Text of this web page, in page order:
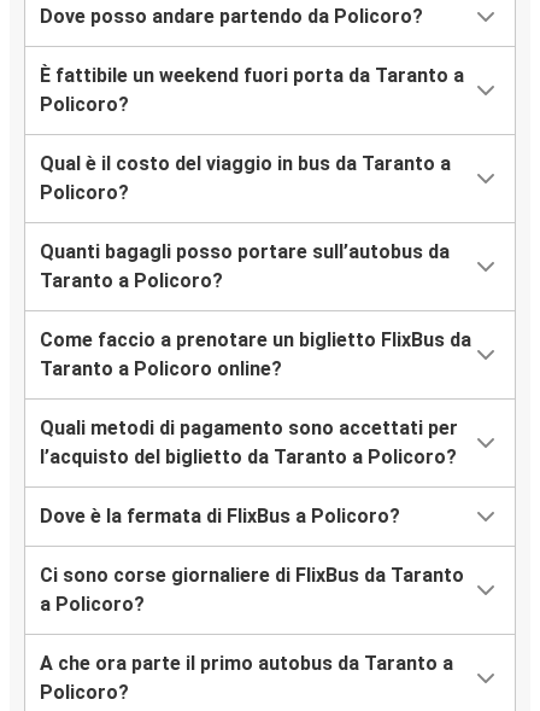
Dove posso andare partendo da Policoro?
È fattibile un weekend fuori porta da Taranto a
Policoro?
Qual è il costo del viaggio in bus da Taranto a
Policoro?
Quanti bagagli posso portare sull’autobus da
Taranto a Policoro?
Come faccio a prenotare un biglietto FlixBus da
Taranto a Policoro online?
Quali metodi di pagamento sono accettati per
l’acquisto del biglietto da Taranto a Policoro?
Dove è la fermata di FlixBus a Policoro?
Ci sono corse giornaliere di FlixBus da Taranto
a Policoro?
A che ora parte il primo autobus da Taranto a
Policoro?